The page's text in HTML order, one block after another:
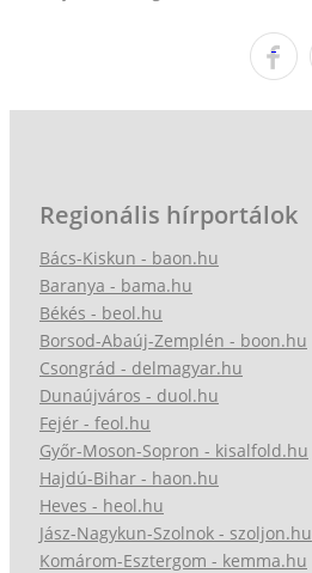
Regionális hírportálok
Bács-Kiskun - baon.hu
Baranya - bama.hu
Békés - beol.hu
Borsod-Abaúj-Zemplén - boon.hu
Csongrád - delmagyar.hu
Dunaújváros - duol.hu
Fejér - feol.hu
Győr-Moson-Sopron - kisalfold.hu
Hajdú-Bihar - haon.hu
Heves - heol.hu
Jász-Nagykun-Szolnok - szoljon.hu
Komárom-Esztergom - kemma.hu